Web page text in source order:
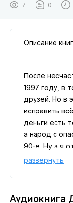
7 0
Описание
После
1997 году, в
друзей. Но в
исправить
деньги есть
а народ с
90-е. Ну а я
меня
От автора:
развернуть
Аудиокнига